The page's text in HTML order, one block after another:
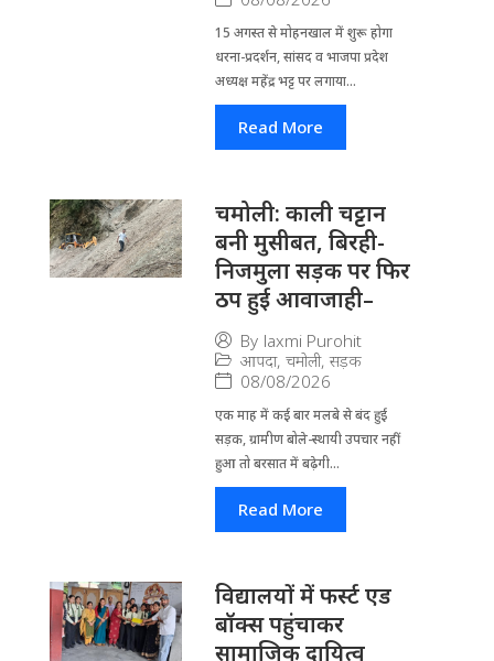
15 अगस्त से मोहनखाल में शुरू होगा
धरना-प्रदर्शन, सांसद व भाजपा प्रदेश
अध्यक्ष महेंद्र भट्ट पर लगाया...
Read More
चमोली: काली चट्टान
बनी मुसीबत, बिरही-
निजमुला सड़क पर फिर
ठप हुई आवाजाही–
By laxmi Purohit
आपदा, चमोली, सड़क
08/08/2026
एक माह में कई बार मलबे से बंद हुई
सड़क, ग्रामीण बोले-स्थायी उपचार नहीं
हुआ तो बरसात में बढ़ेगी...
Read More
विद्यालयों में फर्स्ट एड
बॉक्स पहुंचाकर
सामाजिक दायित्व